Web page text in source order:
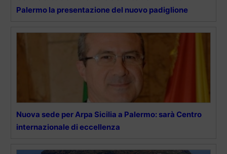
Palermo la presentazione del nuovo padiglione
Nuova sede per Arpa Sicilia a Palermo: sarà Centro
internazionale di eccellenza